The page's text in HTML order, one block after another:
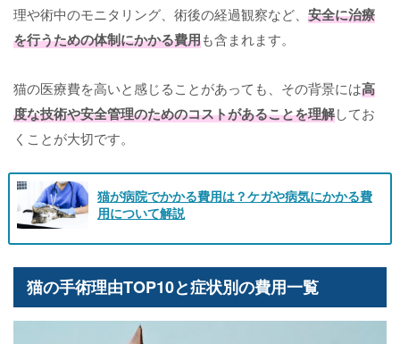
理や術中のモニタリング、術後の経過観察など、 安全に治療
を行うための体制にかかる費用も含まれます。
猫の医療費を高いと感じることがあっても、その背景には高
度な技術や安全管理のためのコストがあることを理解してお
くことが大切です。
猫が病院でかかる費用は？ケガや病気にかかる費
用について解説
猫の手術理由TOP10と症状別の費用一覧